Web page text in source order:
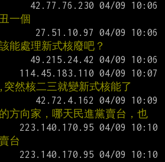
一個
能處理新式核廢吧？
然核二三就變新式核能了
方向家，哪天民進黨賣台，也
台